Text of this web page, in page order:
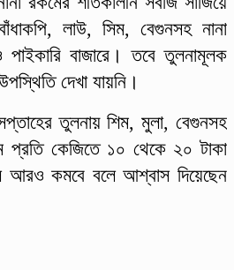
লাউ, সিম, বেগুনসহ নানা
বাজারে। তবে তুলনামূলক
দেখা যায়নি।
তুলনায় শিম, মুলা, বেগুনসহ
প্রতি কেজিতে ১০ থেকে ২০ টাকা
আরও কমবে বলে আশ্বাস দিয়েছেন